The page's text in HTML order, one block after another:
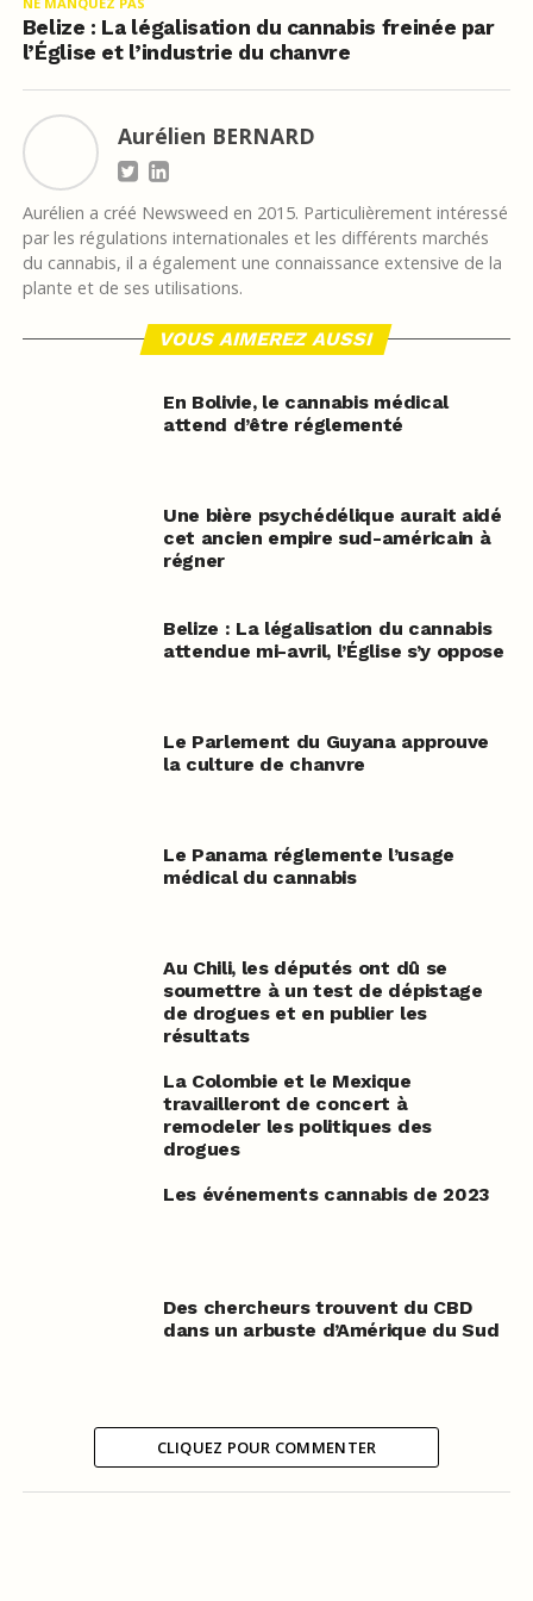
Belize : La légalisation du cannabis freinée par
l’Église et l’industrie du chanvre
Aurélien BERNARD
Aurélien a créé Newsweed en 2015. Particulièrement intéressé
par les régulations internationales et les différents marchés
du cannabis, il a également une connaissance extensive de la
plante et de ses utilisations.
VOUS AIMEREZ AUSSI
En Bolivie, le cannabis médical
attend d’être réglementé
Une bière psychédélique aurait aidé
cet ancien empire sud-américain à
régner
Belize : La légalisation du cannabis
attendue mi-avril, l’Église s’y oppose
Le Parlement du Guyana approuve
la culture de chanvre
Le Panama réglemente l’usage
médical du cannabis
Au Chili, les députés ont dû se
soumettre à un test de dépistage
de drogues et en publier les
résultats
La Colombie et le Mexique
travailleront de concert à
remodeler les politiques des
drogues
Les événements cannabis de 2023
Des chercheurs trouvent du CBD
dans un arbuste d’Amérique du Sud
CLIQUEZ POUR COMMENTER